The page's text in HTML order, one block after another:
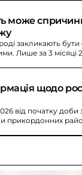
може
закликають
Лише за 3 місяці
щодо
від початку доби
прикордонних